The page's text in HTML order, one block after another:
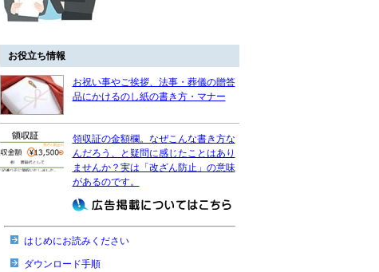
お役立ち情報
お祝い事やご挨拶、法事・葬儀の贈答
品にかけるのし紙の書き方・マナー
領収証の金額欄。なぜこんな書き方な
んだろう、と疑問に感じたことはあり
ませんか？実は「改ざん防止」の意味
があるのです。
はじめにお読みください
ダウンロード手順